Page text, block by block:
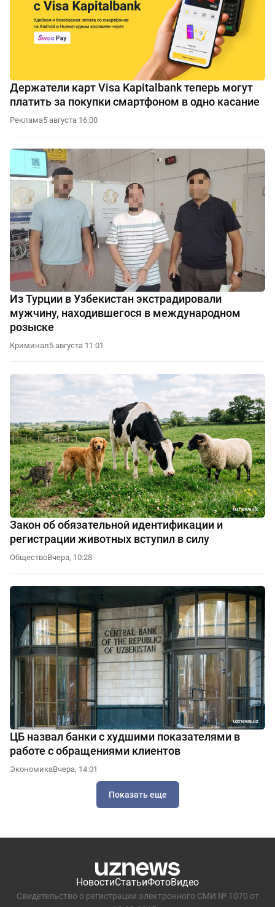
Держатели карт Visa Kapitalbank теперь могут
платить за покупки смартфоном в одно касание
Реклама5 августа 16:00
Из Турции в Узбекистан экстрадировали
мужчину, находившегося в международном
розыске
Криминал5 августа 11:01
Закон об обязательной идентификации и
регистрации животных вступил в силу
ОбществоВчера, 10:28
ЦБ назвал банки с худшими показателями в
работе с обращениями клиентов
ЭкономикаВчера, 14:01
Показать еще
НовостиСтатьиФотоВидео
Свидетельство о регистрации электронного СМИ № 1070 от